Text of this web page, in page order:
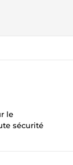
le
sécurité